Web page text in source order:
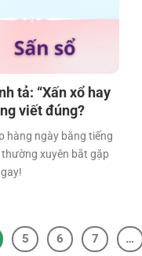
tả: “Xấn xổ hay
viết đúng?
hàng ngày bằng tiếng
xuyên bắt gặp
5 6 7 …